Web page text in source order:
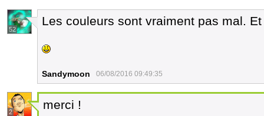
52
Les couleurs sont vraiment pas mal.
Sandymoon 06/08/2016 09:49:35
2
merci !